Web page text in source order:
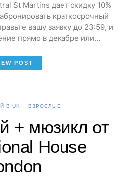
St Martins дает скидку 10%
краткосрочный
вашу заявку до 23:59, и
прямо в декабре или…
POST
В UK ВЗРОСЛЫЕ
+ мюзикл от
House